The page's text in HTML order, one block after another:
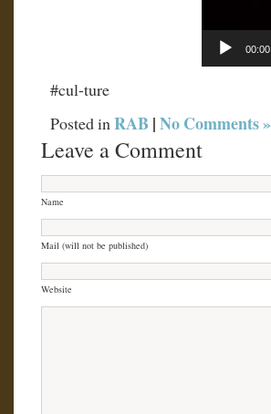
00:00
#cul-ture
Posted in RAB |No Comments »
Leave a Comment
Name
Mail (will not be published)
Website